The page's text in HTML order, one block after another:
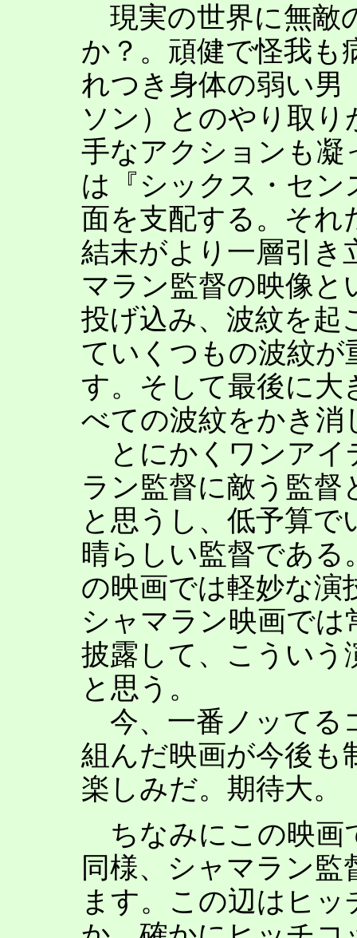
現実の世界に無敵
か？。頑健で怪我も
れつき身体の弱い
ソン）とのやり取
手なアクションも凝
は『シックス・セン
面を支配する。それ
結末がより一層引き
マラン監督の映像と
投げ込み、波紋を起
ていくつもの波紋が
す。そして最後に大
べての波紋をかき消
とにかくワンアイ
ラン監督に敵う監
と思うし、低予算
晴らしい監督であ
の映画では軽妙な演
シャマラン映画で
披露して、こういう
と思う。
今、一番ノッてる
組んだ映画が今後も
楽しみだ。期待大。
ちなみにこの映画
同様、シャマラン
ます。この辺はヒ